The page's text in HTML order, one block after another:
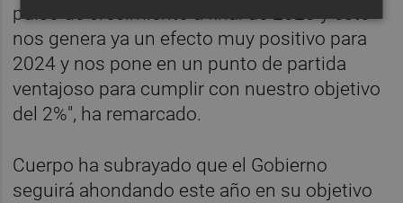
pulso de crecimiento a final de 2023 y esto
nos genera ya un efecto muy positivo para
2024 y nos pone en un punto de partida
ventajoso para cumplir con nuestro objetivo
del 2%", ha remarcado.
Cuerpo ha subrayado que el Gobierno
seguirá ahondando este año en su objetivo